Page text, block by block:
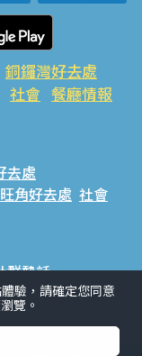
銅鑼灣好去處
社會 餐廳情報
去處
旺角好去處 社會
群熱話
#限時搶
#著數
驗，請確定您同意
覽。